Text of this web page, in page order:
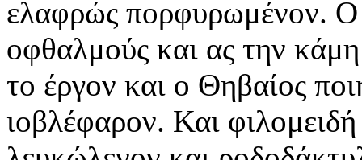
ελαφρώς πορφυρωμένον. Ο
οφθαλμούς και ας την
το έργον και ο Θηβαίος
ιοβλέφαρον. Και